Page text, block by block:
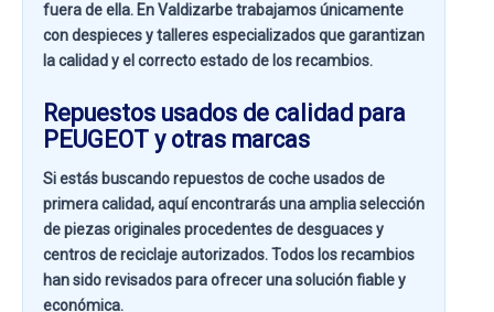
fuera de ella. EnValdizarbetrabajamos únicamente
con despieces y talleres especializados que garantizan
la calidad y el correcto estado de los recambios.
Repuestos usados de calidad para
PEUGEOT y otras marcas
Si estás buscandorepuestos de coche usados de
primera calidad, aquí encontrarás una amplia selección
de piezas originales procedentes de desguaces y
centros de reciclaje autorizados. Todos los recambios
han sido revisados para ofrecer una solución fiable y
económica.